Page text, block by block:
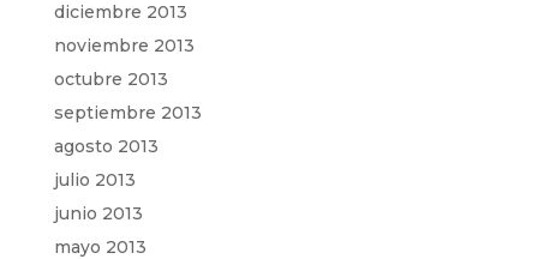
diciembre 2013
noviembre 2013
octubre 2013
septiembre 2013
agosto 2013
julio 2013
junio 2013
mayo 2013